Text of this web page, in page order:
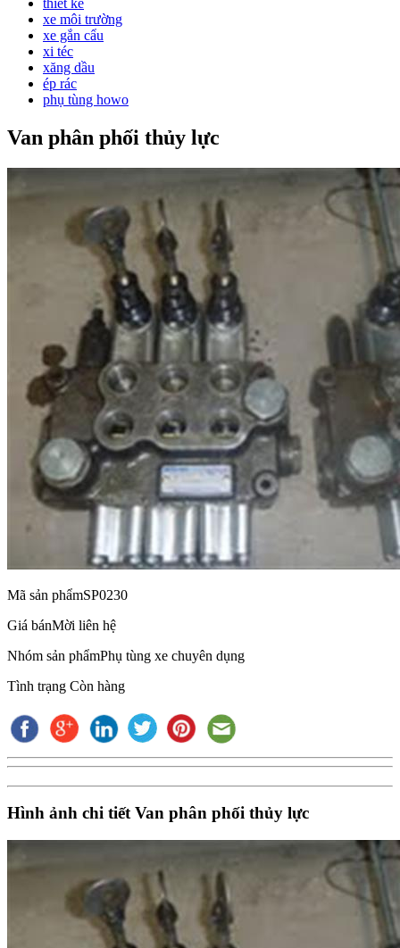
xe môi trường
xe gắn cẩu
xi téc
xăng dầu
ép rác
phụ tùng howo
Van phân phối thủy lực
Mã sản phẩmSP0230
Giá bánMời liên hệ
Nhóm sản phẩmPhụ tùng xe chuyên dụng
Tình trạng Còn hàng
Hình ảnh chi tiết Van phân phối thủy lực